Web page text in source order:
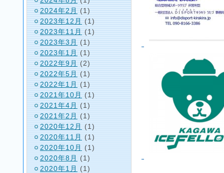
2024年2月
(1)
2023年12月
(1)
2023年11月 (1)
2023年3月 (1)
2023年1月
(1)
2022年9月
(2)
2022年5月 (1)
2022年1月 (1)
2021年10月
(1)
2021年4月
(1)
2021年2月 (1)
2020年12月 (1)
2020年11月
(1)
2020年10月
(1)
2020年8月 (1)
2020年1月 (1)